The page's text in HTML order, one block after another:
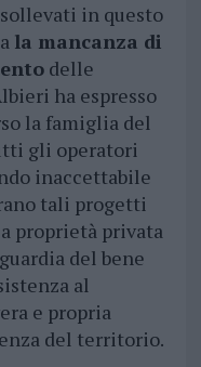
in questo
la mancanza di
delle
ha espresso
la famiglia del
gli operatori
inaccettabile
tali progetti
proprietà privata
del bene
al
e propria
del territorio.